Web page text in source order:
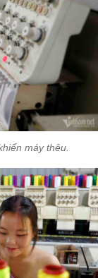
máy thêu.